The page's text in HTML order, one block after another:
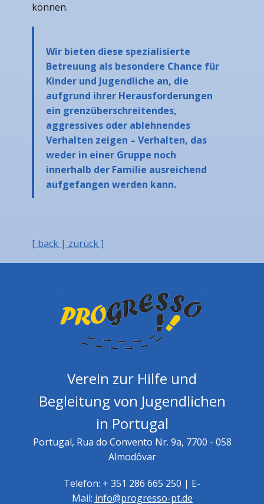
können.
Wir bieten diese spezialisierte
Betreuung als besondere Chance für
Kinder und Jugendliche an, die
aufgrund ihrer Herausforderungen
ein grenzüberschreitendes,
aggressives oder ablehnendes
Verhalten zeigen – Verhalten, das
weder in einer Gruppe noch
innerhalb der Familie ausreichend
aufgefangen werden kann.
[ back | zurück ]
Verein zur Hilfe und
Begleitung von Jugendlichen
in Portugal
Portugal, Rua do Convento Nr. 9a, 7700 - 058
Almodôvar
Telefon: + 351 286 665 250 | E-
Mail: info@progresso-pt.de